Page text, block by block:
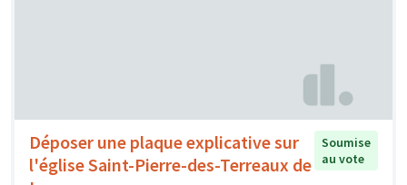
Déposer une plaque explicative sur
l'église Saint-Pierre-des-Terreaux de
Soumise
au vote